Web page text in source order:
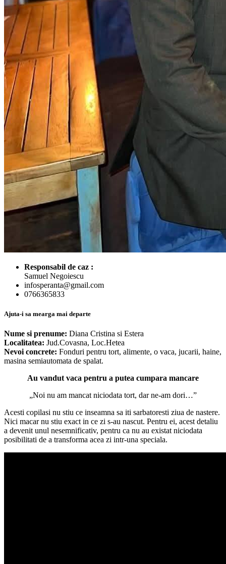
Responsabil de caz :
Samuel Negoiescu
infosperanta@gmail.com
0766365833
Ajuta-i sa mearga mai departe
Nume si prenume: Diana Cristina si Estera
Localitatea: Jud.Covasna, Loc.Hetea
Nevoi concrete: Fonduri pentru tort, alimente, o vaca, jucarii, haine,
masina semiautomata de spalat.
Au vandut vaca pentru a putea cumpara mancare
„Noi nu am mancat niciodata tort, dar ne-am dori…”
Acesti copilasi nu stiu ce inseamna sa iti sarbatoresti ziua de nastere.
Nici macar nu stiu exact in ce zi s-au nascut. Pentru ei, acest detaliu
a devenit unul nesemnificativ, pentru ca nu au existat niciodata
posibilitati de a transforma acea zi intr-una speciala.